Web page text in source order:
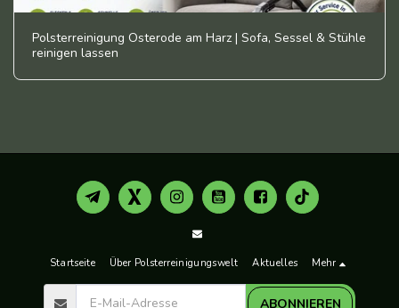
Polsterreinigung Osterode am Harz | Sofa, Sessel & Stühle
reinigen lassen
Startseite Über Polsterreinigungswelt Aktuelles Mehr
ABONNIEREN